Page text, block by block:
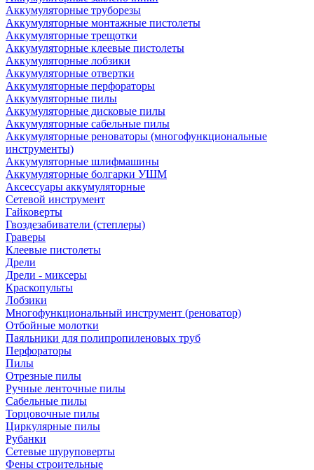
Аккумуляторные труборезы
Аккумуляторные монтажные пистолеты
Аккумуляторные трещотки
Аккумуляторные клеевые пистолеты
Аккумуляторные лобзики
Аккумуляторные отвертки
Аккумуляторные перфораторы
Аккумуляторные пилы
Аккумуляторные дисковые пилы
Аккумуляторные сабельные пилы
Аккумуляторные реноваторы (многофункциональные
инструменты)
Аккумуляторные шлифмашины
Аккумуляторные болгарки УШМ
Аксессуары аккумуляторные
Сетевой инструмент
Гайковерты
Гвоздезабиватели (степлеры)
Граверы
Клеевые пистолеты
Дрели
Дрели - миксеры
Краскопульты
Лобзики
Многофункциональный инструмент (реноватор)
Отбойные молотки
Паяльники для полипропиленовых труб
Перфораторы
Пилы
Отрезные пилы
Ручные ленточные пилы
Сабельные пилы
Торцовочные пилы
Циркулярные пилы
Рубанки
Сетевые шуруповерты
Фены строительные